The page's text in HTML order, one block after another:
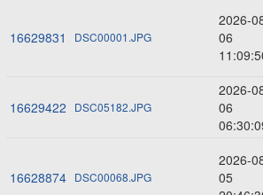
16629831 DSC00001.JPG
2026-
06
16629422 DSC05182.JPG
2026-
06
16628874 DSC00068.JPG
2026-
05